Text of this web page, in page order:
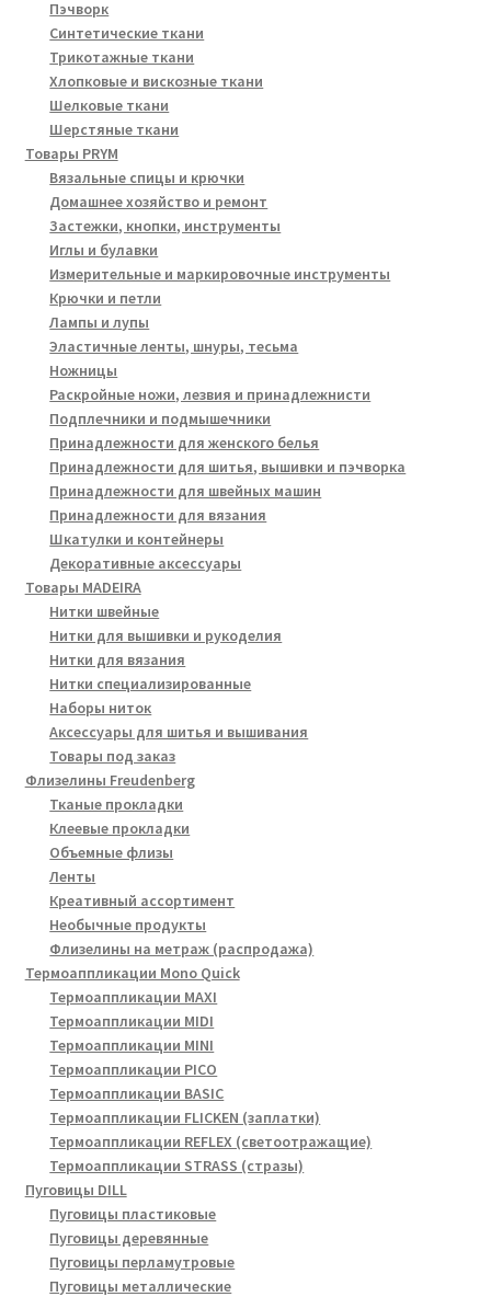
Пэчворк
Синтетические ткани
Трикотажные ткани
Хлопковые и вискозные ткани
Шелковые ткани
Шерстяные ткани
Товары PRYM
Вязальные спицы и крючки
Домашнее хозяйство и ремонт
Застежки, кнопки, инструменты
Иглы и булавки
Измерительные и маркировочные инструменты
Крючки и петли
Лампы и лупы
Эластичные ленты, шнуры, тесьма
Ножницы
Раскройные ножи, лезвия и принадлежнисти
Подплечники и подмышечники
Принадлежности для женского белья
Принадлежности для шитья, вышивки и пэчворка
Принадлежности для швейных машин
Принадлежности для вязания
Шкатулки и контейнеры
Декоративные аксессуары
Товары MADEIRA
Нитки швейные
Нитки для вышивки и рукоделия
Нитки для вязания
Нитки специализированные
Наборы ниток
Аксессуары для шитья и вышивания
Товары под заказ
Флизелины Freudenberg
Тканые прокладки
Клеевые прокладки
Объемные флизы
Ленты
Креативный ассортимент
Необычные продукты
Флизелины на метраж (распродажа)
Термоаппликации Mono Quick
Термоаппликации MAXI
Термоаппликации MIDI
Термоаппликации MINI
Термоаппликации PICO
Термоаппликации BASIC
Термоаппликации FLICKEN (заплатки)
Термоаппликации REFLEX (светоотражащие)
Термоаппликации STRASS (стразы)
Пуговицы DILL
Пуговицы пластиковые
Пуговицы деревянные
Пуговицы перламутровые
Пуговицы металлические